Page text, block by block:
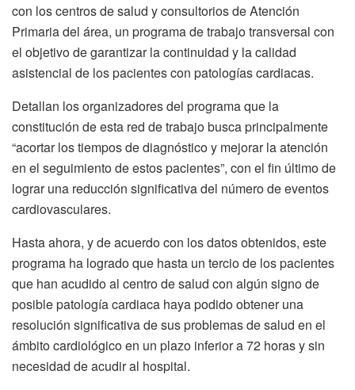
con los centros de salud y consultorios de Atención
Primaria del área, un programa de trabajo transversal con
el objetivo de garantizar la continuidad y la calidad
asistencial de los pacientes con patologías cardiacas.
Detallan los organizadores del programa que la
constitución de esta red de trabajo busca principalmente
“acortar los tiempos de diagnóstico y mejorar la atención
en el seguimiento de estos pacientes”, con el fin último de
lograr una reducción significativa del número de eventos
cardiovasculares.
Hasta ahora, y de acuerdo con los datos obtenidos, este
programa ha logrado que hasta un tercio de los pacientes
que han acudido al centro de salud con algún signo de
posible patología cardiaca haya podido obtener una
resolución significativa de sus problemas de salud en el
ámbito cardiológico en un plazo inferior a 72 horas y sin
necesidad de acudir al hospital.